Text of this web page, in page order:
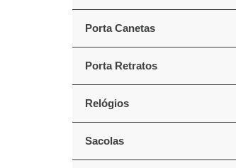
Porta Canetas
Porta Retratos
Relógios
Sacolas